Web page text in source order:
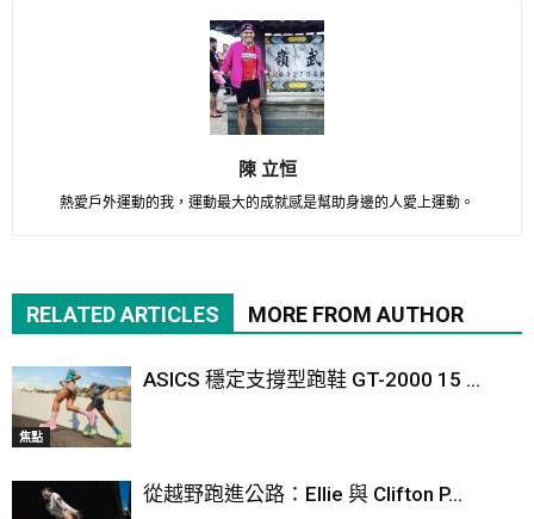
陳 立恒
熱愛戶外運動的我，運動最大的成就感是幫助身邊的人愛上運動。
RELATED ARTICLES MORE FROM AUTHOR
焦點
ASICS 穩定支撐型跑鞋 GT-2000 15 ...
從越野跑進公路：Ellie 與 Clifton P...